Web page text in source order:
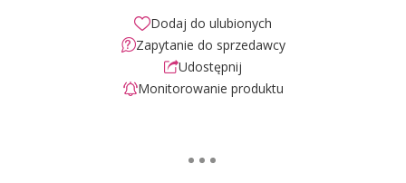
Dodaj do ulubionych
Zapytanie do sprzedawcy
Udostępnij
Monitorowanie produktu